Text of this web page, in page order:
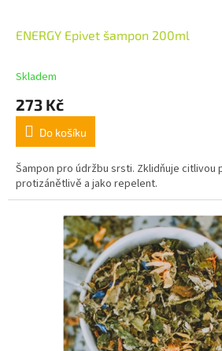
ENERGY Epivet šampon 200ml
Skladem
273 Kč
Do košíku
Šampon pro údržbu srsti. Zklidňuje citlivou
protizánětlivě a jako repelent.